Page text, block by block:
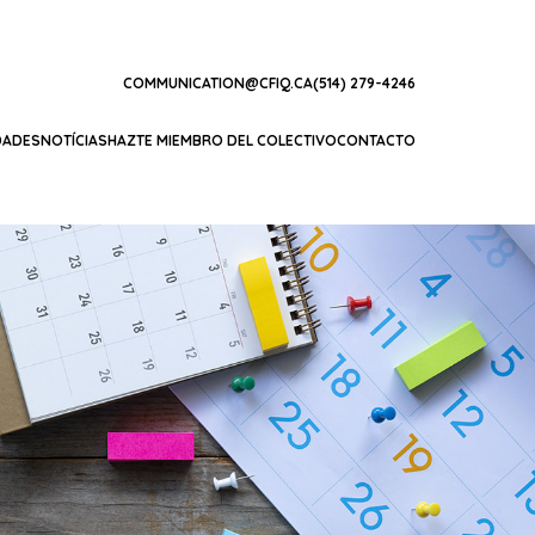
COMMUNICATION@CFIQ.CA(514) 279-4246
NOTÍCIASHAZTE MIEMBRO DEL COLECTIVOCONTACTO